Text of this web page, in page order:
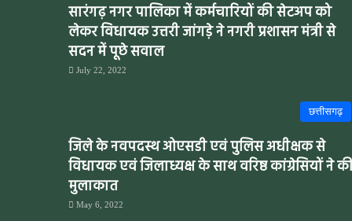
सारंगढ़ नगर पालिका में कर्मचारियों की सेटअप को
लेकर विधायक उत्तरी जांगड़े ने नगरी प्रशासन मंत्री से
सदन में पूछे सवाल
July 22, 2022
छत्तीसगढ़
जिले के नवपदस्थ ओएसडी एवं पुलिस अधीक्षक से
विधायक एवं जिलाध्यक्ष के साथ वरिष्ठ कांग्रेसियों ने
मुलाकात
May 6, 2022